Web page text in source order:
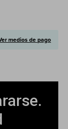
medios de pago